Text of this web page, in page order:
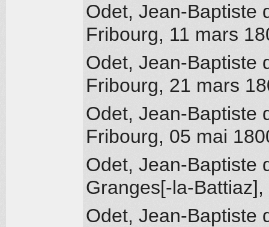
Odet, Jean-Baptiste
Fribourg, 11 mars
Odet, Jean-Baptiste
Fribourg, 21 mars
Odet, Jean-Baptiste
Fribourg, 05 mai
Odet, Jean-Baptiste
Granges[-la-Battiaz]
Odet, Jean-Baptiste